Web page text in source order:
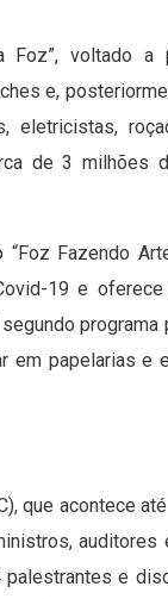
Foz”, voltado
e,
eletricistas,
de 3 milhões
Fazendo
19 e
em papelarias e
que acontece
e